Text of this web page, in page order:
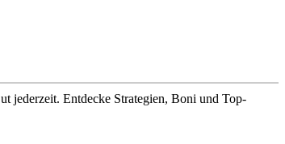
jederzeit. Entdecke Strategien, Boni und Top-